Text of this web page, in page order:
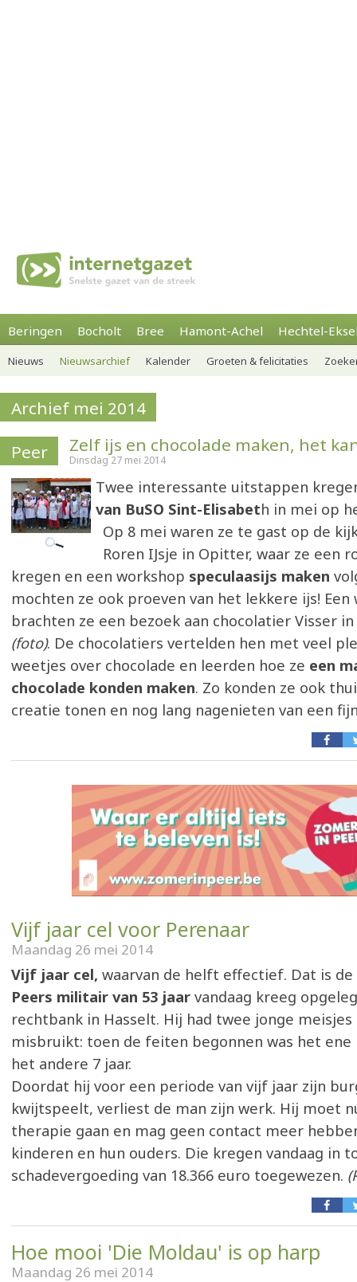
Beringen Bocholt Bree Hamont-Achel Hechtel-
Nieuws Nieuwsarchief Kalender Groeten & felicitaties
Archief mei 2014
Peer
Zelf ijs en chocolade maken, het
Dinsdag 27 mei 2014
Twee interessante uitstappen
van BuSO Sint-Elisabeth in mei op
Op 8 mei waren ze te gast op de
Roren IJsje in Opitter, waar ze een
kregen en een workshop speculaasijs maken
mochten ze ook proeven van het lekkere ijs! Een
brachten ze een bezoek aan chocolatier Visser
(foto). De chocolatiers vertelden hen met veel
weetjes over chocolade en leerden hoe ze een
chocolade konden maken. Zo konden ze ook
creatie tonen en nog lang nagenieten van een
Vijf jaar cel voor Perenaar
Maandag 26 mei 2014
Vijf jaar cel, waarvan de helft effectief. Dat is
Peers militair van 53 jaar vandaag kreeg
rechtbank in Hasselt. Hij had twee jonge meisjes
misbruikt: toen de feiten begonnen was het ene
het andere 7 jaar.
Doordat hij voor een periode van vijf jaar zijn
kwijtspeelt, verliest de man zijn werk. Hij moet
therapie gaan en mag geen contact meer
kinderen en hun ouders. Die kregen vandaag in
schadevergoeding van 18.366 euro toegewezen.
Hoe mooi 'Die Moldau' is op harp
Maandag 26 mei 2014